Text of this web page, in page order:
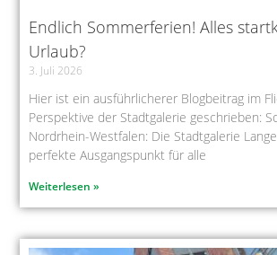
Endlich Sommerferien! Alles
Urlaub?
3. Juli 2026
Hier ist ein ausführlicherer Blogbeitrag im
Perspektive der Stadtgalerie geschrieben:
Nordrhein-Westfalen: Die Stadtgalerie
perfekte Ausgangspunkt für alle
Weiterlesen »